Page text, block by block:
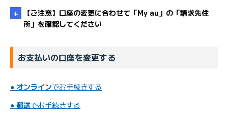
【ご注意】口座の変更に合わせて「My au」の「請求先住
所」を確認してください
【KDDI請求】 請求先住所を確認／変更したい
お支払いの口座を変更する
● オンラインでお手続きする
● 郵送でお手続きする